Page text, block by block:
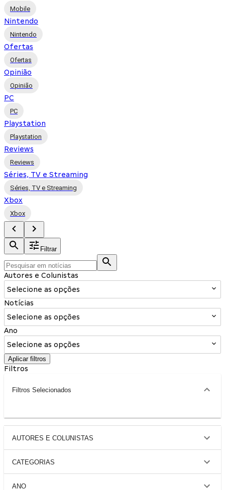
Mobile
Nintendo
Nintendo
Ofertas
Ofertas
Opinião
Opinião
PC
PC
Playstation
Playstation
Reviews
Reviews
Séries, TV e Streaming
Séries, TV e Streaming
Xbox
Xbox
Filtrar
Autores e Colunistas
Selecione as opções
Notícias
Selecione as opções
Ano
Selecione as opções
Aplicar filtros
Filtros
Filtros Selecionados
AUTORES E COLUNISTAS
CATEGORIAS
ANO